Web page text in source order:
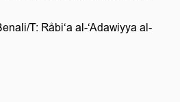
T: Råbi‘a al-‘Adawiyya al-